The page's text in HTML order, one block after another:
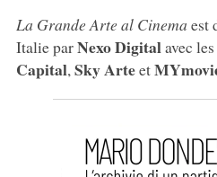
La Grande Arte al Cinema est
Italie parNexo Digitalavec
Capital, Sky Arteet